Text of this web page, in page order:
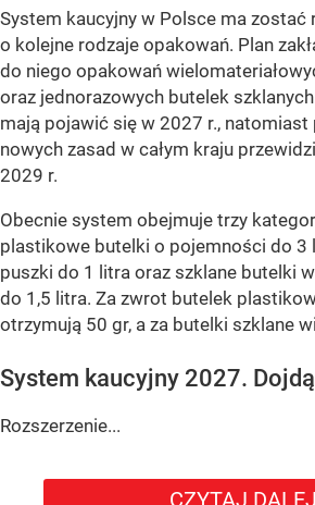
System kaucyjny w Polsce ma zostać
o kolejne rodzaje opakowań. Plan
do niego opakowań
oraz jednorazowych butelek
mają pojawić się w 2027 r., natomiast
nowych zasad w całym kraju
2029 r.
Obecnie system obejmuje trzy
plastikowe butelki o pojemności do 3
puszki do 1 litra oraz szklane butelki
do 1,5 litra. Za zwrot butelek
otrzymują 50 gr, a za butelki szklane
System kaucyjny 2027.
Rozszerzenie...